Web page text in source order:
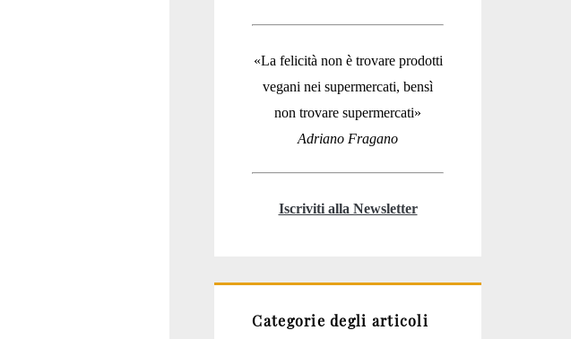
«La felicità non è trovare prodotti
vegani nei supermercati, bensì
non trovare supermercati»
Adriano Fragano
Iscriviti alla Newsletter
Categorie degli articoli